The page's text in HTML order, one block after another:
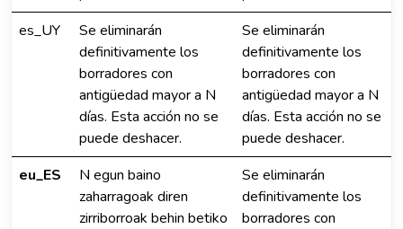
es_UY
Se eliminarán
definitivamente los
borradores con
antigüedad mayor a N
días. Esta acción no se
puede deshacer.
Se eliminarán
definitivamente los
borradores con
antigüedad mayor a N
días. Esta acción no se
puede deshacer.
eu_ES
N egun baino
zaharragoak diren
zirriborroak behin betiko
Se eliminarán
definitivamente los
borradores con